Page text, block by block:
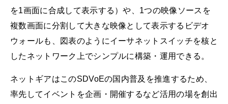
を1画面に合成して表示する）や、1つの映像ソースを
複数画面に分割して大きな映像として表示するビデオ
ウォールも、図表のようにイーサネットスイッチを核と
したネットワーク上でシンプルに構築・運用できる。
ネットギアはこのSDVoEの国内普及を推進するため、
率先してイベントを企画・開催するなど活用の場を創出